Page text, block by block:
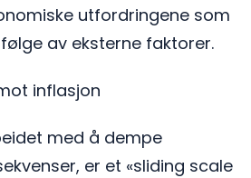
utfordringene som
av eksterne faktorer.
inflasjon
med å dempe
er et «sliding scale